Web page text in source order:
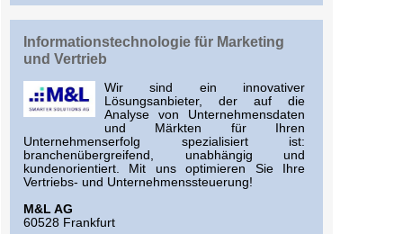
Informationstechnologie für Marketing
und Vertrieb
Wir sind ein innovativer
Lösungsanbieter, der auf die
Analyse von Unternehmensdaten
und Märkten für Ihren
Unternehmenserfolg spezialisiert ist:
branchenübergreifend, unabhängig und
kundenorientiert. Mit uns optimieren Sie Ihre
Vertriebs- und Unternehmenssteuerung!
M&L AG
60528 Frankfurt